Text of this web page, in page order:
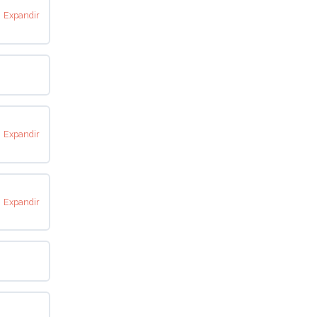
Expandir
Expandir
Expandir